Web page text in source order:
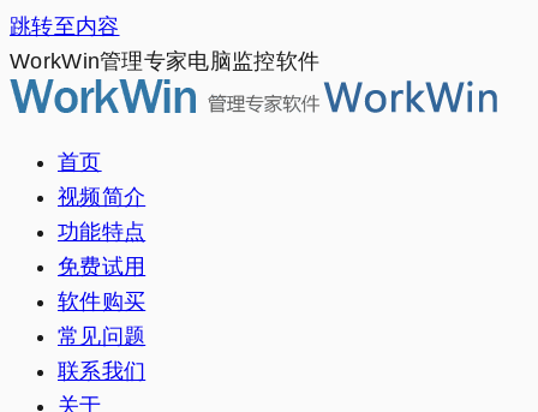
跳转至内容
WorkWin管理专家电脑监控软件
首页
视频简介
功能特点
免费试用
软件购买
常见问题
联系我们
关于